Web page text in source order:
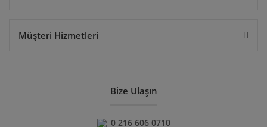
Müşteri Hizmetleri
Bize Ulaşın
0 216 606 0710